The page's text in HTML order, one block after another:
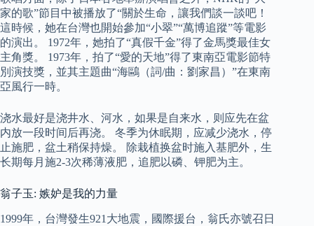
家的歌”節目中被播放了“關於生命，讓我們談一談吧！
這時候，她在台灣也開始參加“小翠”“萬博追蹤”等電影
的演出。 1972年，她拍了“真假千金”得了金馬獎最佳女
主角獎。 1973年，拍了“愛的天地”得了東南亞電影節特
別演技獎，並其主題曲“海鷗（詞/曲：劉家昌）”在東南
亞風行一時。
浇水最好是浇井水、河水，如果是自来水，则应先在盆
内放一段时间后再浇。 冬季为休眠期，应减少浇水，停
止施肥，盆土稍保持燥。 除栽植换盆时施入基肥外，生
长期每月施2-3次稀薄液肥，追肥以磷、钾肥为主。
翁子玉: 嫉妒是我的力量
1999年，台灣發生921大地震，國際援台，翁氏亦號召日